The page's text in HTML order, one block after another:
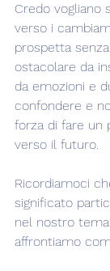
Credo vogliano
verso i
prospetta
ostacolare da
da emozioni e
confondere e
forza di fare un
verso il futuro.
Ricordiamoci
significato
nel nostro
affrontiamo